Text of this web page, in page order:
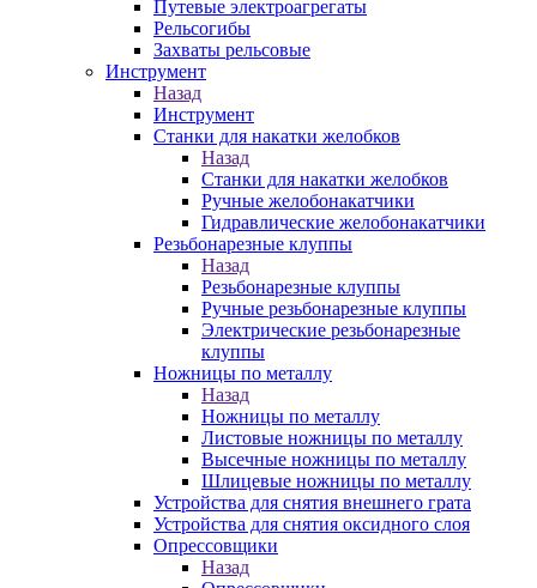
Путевые электроагрегаты
Рельсогибы
Захваты рельсовые
Инструмент
Назад
Инструмент
Станки для накатки желобков
Назад
Станки для накатки желобков
Ручные желобонакатчики
Гидравлические желобонакатчики
Резьбонарезные клуппы
Назад
Резьбонарезные клуппы
Ручные резьбонарезные клуппы
Электрические резьбонарезные
клуппы
Ножницы по металлу
Назад
Ножницы по металлу
Листовые ножницы по металлу
Высечные ножницы по металлу
Шлицевые ножницы по металлу
Устройства для снятия внешнего грата
Устройства для снятия оксидного слоя
Опрессовщики
Назад